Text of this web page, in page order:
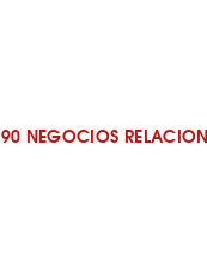
90 NEGOCIOS